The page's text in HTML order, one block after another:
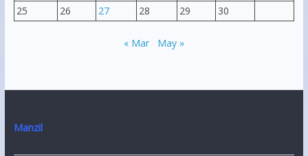
25
26 27 28 29 30
« Mar May »
Manzil